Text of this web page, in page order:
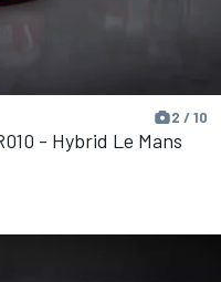
2 / 10
- Hybrid Le Mans